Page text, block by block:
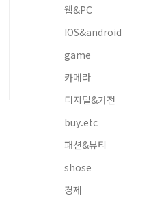
웹&PC
IOS&android
game
카메라
디지털&가전
buy.etc
패션&뷰티
shose
경제